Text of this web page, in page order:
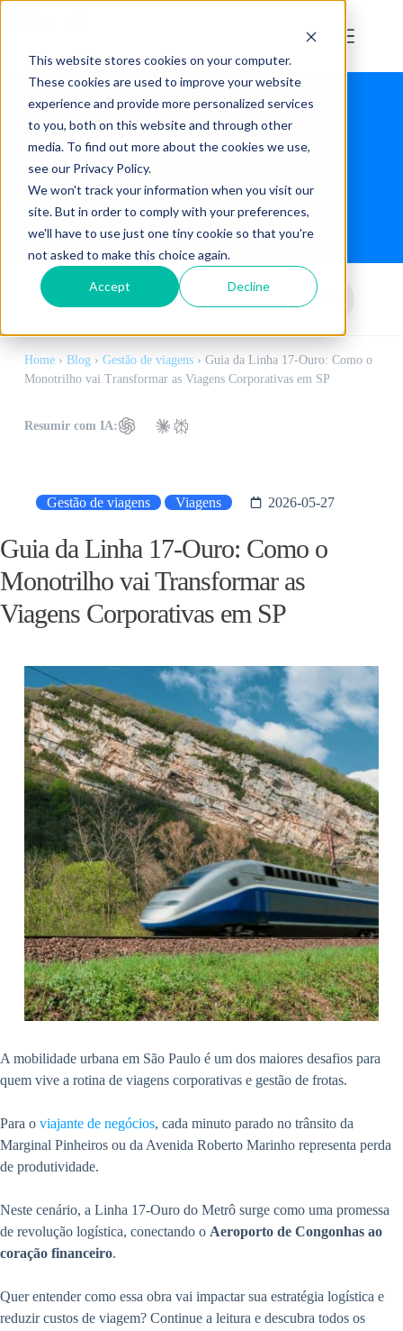
This website stores cookies on your computer.
These cookies are used to improve your website
experience and provide more personalized services
to you, both on this website and through other
media. To find out more about the cookies we use,
see our Privacy Policy.
We won't track your information when you visit our
site. But in order to comply with your preferences,
we'll have to use just one tiny cookie so that you're
not asked to make this choice again.
Accept Decline
Blog
Home› Blog› Gestão de viagens› Guia da Linha 17-Ouro: Como o
Monotrilho vai Transformar as Viagens Corporativas em SP
Resumir com IA:
Gestão de viagens Viagens 2026-05-27
Guia da Linha 17-Ouro: Como o
Monotrilho vai Transformar as
Viagens Corporativas em SP
A mobilidade urbana em São Paulo é um dos maiores desafios para
quem vive a rotina de viagens corporativas e gestão de frotas.
Para o viajante de negócios, cada minuto parado no trânsito da
Marginal Pinheiros ou da Avenida Roberto Marinho representa perda
de produtividade.
Neste cenário, a Linha 17-Ouro do Metrô surge como uma promessa
de revolução logística, conectando o Aeroporto de Congonhas ao
coração financeiro.
Quer entender como essa obra vai impactar sua estratégia logística e
reduzir custos de viagem? Continue a leitura e descubra todos os